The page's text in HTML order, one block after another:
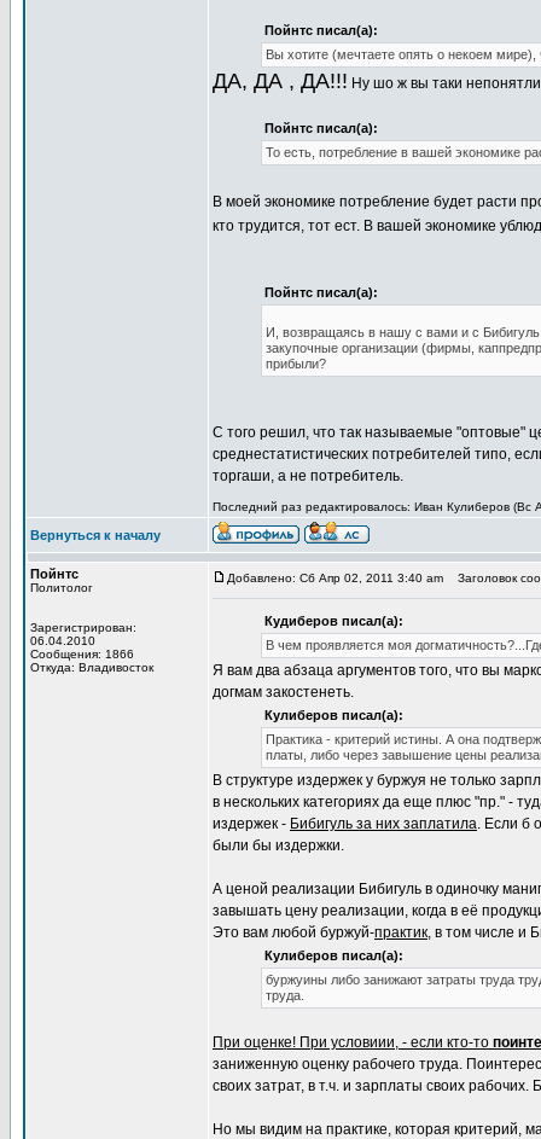
Пойнтс писал(а):
Вы хотите (мечтаете опять о некоем
ДА, ДА , ДА!!! Ну шо ж вы таки
Пойнтс писал(а):
То есть, потребление в вашей экономике
В моей экономике потребление будет расти
кто трудится, тот ест. В вашей экономике
Пойнтс писал(а):
И, возвращаясь в нашу с вами и с
закупочные организации (фирмы,
прибыли?
С того решил, что так называемые "оптовые"
среднестатистических потребителей типо,
торгаши, а не потребитель.
Последний раз редактировалось: Иван Кулиберов (Вс
Вернуться к началу
Пойнтс
Политолог
Зарегистрирован:
06.04.2010
Сообщения: 1866
Откуда: Владивосток
Добавлено: Сб Апр 02, 2011 3:40 am Заголовок
Кудиберов писал(а):
В чем проявляется моя
Я вам два абзаца аргументов того, что вы
догмам закостенеть.
Кулиберов писал(а):
Практика - критерий истины. А она
платы, либо через завышение цены
В структуре издержек у буржуя не только
в нескольких категориях да еще плюс "пр." -
издержек - Бибигуль за них заплатила. Если б
были бы издержки.
А ценой реализации Бибигуль в одиночку
завышать цену реализации, когда в её
Это вам любой буржуй-практик, в том числе и
Кулиберов писал(а):
буржуины либо занижают затраты труда
труда.
При оценке! При условиии, - если кто-то
заниженную оценку рабочего труда.
своих затрат, в т.ч. и зарплаты своих
Но мы видим на практике, которая критерий,